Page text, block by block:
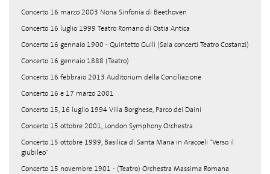
Concerto 16 marzo 2003 Nona Sinfonia di Beethoven
Concerto 16 luglio 1999 Teatro Romano di Ostia Antica
Concerto 16 gennaio 1900 - Quintetto Gullì (Sala concerti Teatro Costanzi)
Concerto 16 gennaio 1888 (Teatro)
Concerto 16 febbraio 2013 Auditorium della Conciliazione
Concerto 16 e 17 marzo 2001
Concerto 15, 16 luglio 1994 Villa Borghese, Parco dei Daini
Concerto 15 ottobre 2001, London Symphony Orchestra
Concerto 15 ottobre 1999, Basilica di Santa Maria in Aracoeli "Verso il
giubileo"
Concerto 15 novembre 1901 - (Teatro) Orchestra Massima Romana